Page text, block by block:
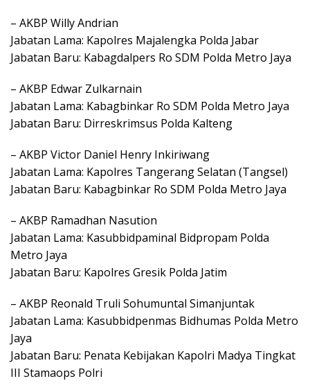
– AKBP Willy Andrian
Jabatan Lama: Kapolres Majalengka Polda Jabar
Jabatan Baru: Kabagdalpers Ro SDM Polda Metro Jaya
– AKBP Edwar Zulkarnain
Jabatan Lama: Kabagbinkar Ro SDM Polda Metro Jaya
Jabatan Baru: Dirreskrimsus Polda Kalteng
– AKBP Victor Daniel Henry Inkiriwang
Jabatan Lama: Kapolres Tangerang Selatan (Tangsel)
Jabatan Baru: Kabagbinkar Ro SDM Polda Metro Jaya
– AKBP Ramadhan Nasution
Jabatan Lama: Kasubbidpaminal Bidpropam Polda
Metro Jaya
Jabatan Baru: Kapolres Gresik Polda Jatim
– AKBP Reonald Truli Sohumuntal Simanjuntak
Jabatan Lama: Kasubbidpenmas Bidhumas Polda Metro
Jaya
Jabatan Baru: Penata Kebijakan Kapolri Madya Tingkat
III Stamaops Polri